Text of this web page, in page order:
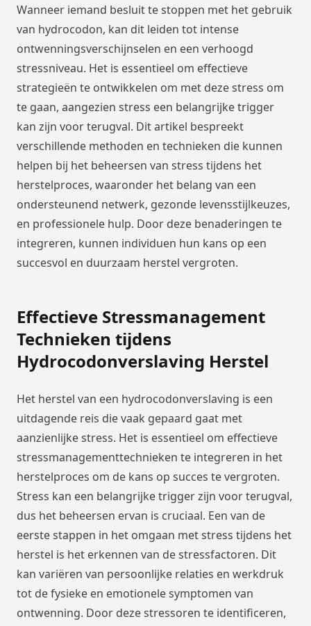
Wanneer iemand besluit te stoppen met het gebruik
van hydrocodon, kan dit leiden tot intense
ontwenningsverschijnselen en een verhoogd
stressniveau. Het is essentieel om effectieve
strategieën te ontwikkelen om met deze stress om
te gaan, aangezien stress een belangrijke trigger
kan zijn voor terugval. Dit artikel bespreekt
verschillende methoden en technieken die kunnen
helpen bij het beheersen van stress tijdens het
herstelproces, waaronder het belang van een
ondersteunend netwerk, gezonde levensstijlkeuzes,
en professionele hulp. Door deze benaderingen te
integreren, kunnen individuen hun kans op een
succesvol en duurzaam herstel vergroten.
Effectieve Stressmanagement
Technieken tijdens
Hydrocodonverslaving Herstel
Het herstel van een hydrocodonverslaving is een
uitdagende reis die vaak gepaard gaat met
aanzienlijke stress. Het is essentieel om effectieve
stressmanagementtechnieken te integreren in het
herstelproces om de kans op succes te vergroten.
Stress kan een belangrijke trigger zijn voor terugval,
dus het beheersen ervan is cruciaal. Een van de
eerste stappen in het omgaan met stress tijdens het
herstel is het erkennen van de stressfactoren. Dit
kan variëren van persoonlijke relaties en werkdruk
tot de fysieke en emotionele symptomen van
ontwenning. Door deze stressoren te identificeren,